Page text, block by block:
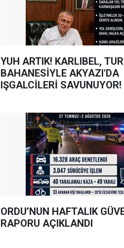
YUH ARTIK! KARLIBEL, TURİZM
BAHANESİYLE AKYAZI'DA
IŞGALCİLERİ SAVUNUYOR!
ORDU’NUN HAFTALIK
RAPORU AÇIKLANDI